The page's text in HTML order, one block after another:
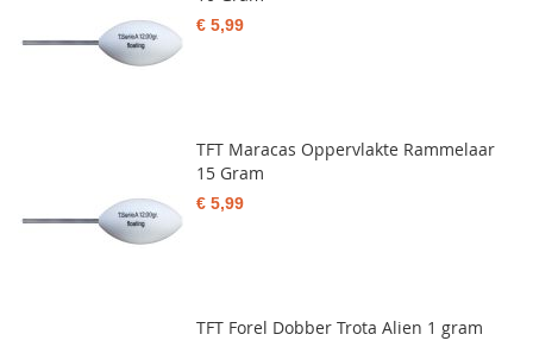
€ 5,99
TFT Maracas Oppervlakte Rammelaar
15 Gram
€ 5,99
TFT Forel Dobber Trota Alien 1 gram